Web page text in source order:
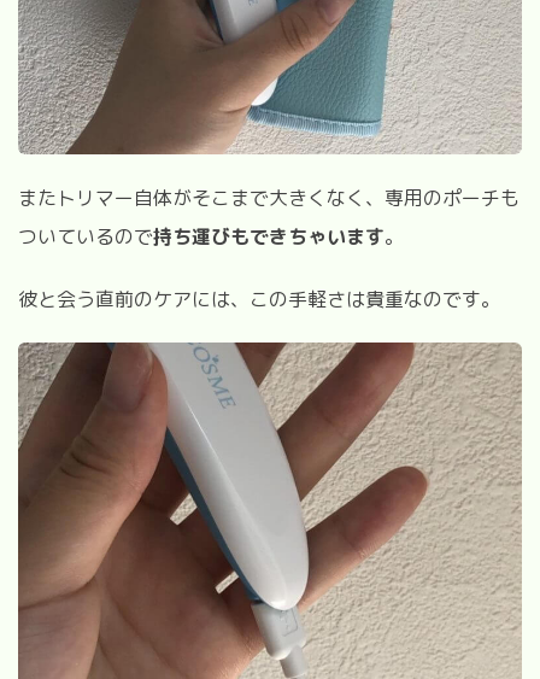
またトリマー自体がそこまで大きくなく、専用のポーチも
ついているので持ち運びもできちゃいます。
彼と会う直前のケアには、この手軽さは貴重なのです。